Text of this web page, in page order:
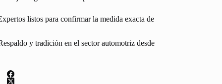
listos para confirmar la medida exacta de
y tradición en el sector automotriz desde